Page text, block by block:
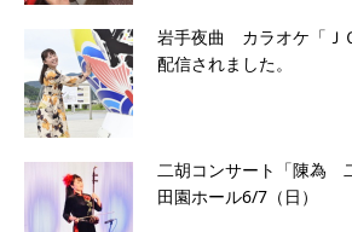
岩手夜曲 カラオケ「Ｊ
配信されました。
二胡コンサート「陳為
田園ホール6/7（日）